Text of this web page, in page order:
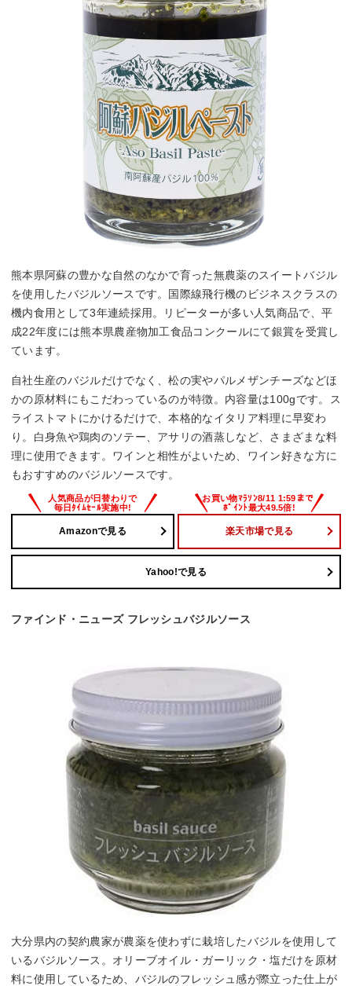
熊本県阿蘇の豊かな自然のなかで育った無農薬のスイートバジル
を使用したバジルソースです。国際線飛行機のビジネスクラスの
機内食用として3年連続採用。リピーターが多い人気商品で、平
成22年度には熊本県農産物加工食品コンクールにて銀賞を受賞し
ています。
自社生産のバジルだけでなく、松の実やパルメザンチーズなどほ
かの原材料にもこだわっているのが特徴。内容量は100gです。ス
ライストマトにかけるだけで、本格的なイタリア料理に早変わ
り。白身魚や鶏肉のソテー、アサリの酒蒸しなど、さまざまな料
理に使用できます。ワインと相性がよいため、ワイン好きな方に
もおすすめのバジルソースです。
Amazonで見る 楽天市場で見る
Yahoo!で見る
ファインド・ニューズ フレッシュバジルソース
大分県内の契約農家が農薬を使わずに栽培したバジルを使用して
いるバジルソース。オリーブオイル・ガーリック・塩だけを原材
料に使用しているため、バジルのフレッシュ感が際立った仕上が